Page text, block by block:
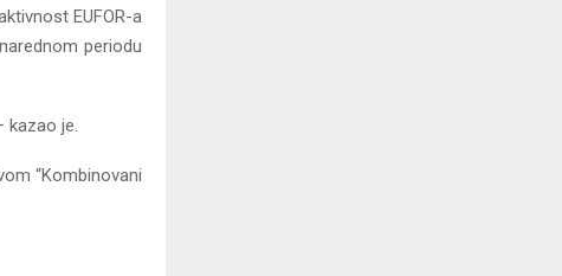
EUFOR-a
periodu
kazao je.
“Kombinovani